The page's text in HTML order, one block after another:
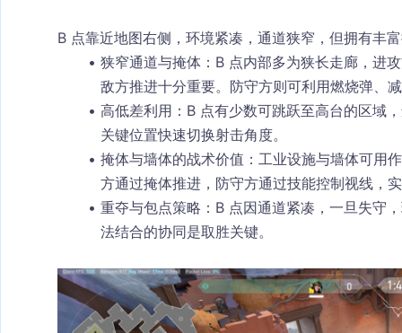
B 点靠近地图右侧，环境紧凑，通道狭窄，但拥有丰
狭窄通道与掩体：B 点内部多为狭长走廊，进
敌方推进十分重要。防守方则可利用燃烧弹、
高低差利用 ：B 点有少数可跳跃至高台的区域
关键位置快速切换射击角度。
掩体与墙体的战术价值 ：工业设施与墙体可用
方通过掩体推进，防守方通过技能控制视线，
重夺与包点策略 ：B 点因通道紧凑，一旦失守
法结合的协同是取胜关键。